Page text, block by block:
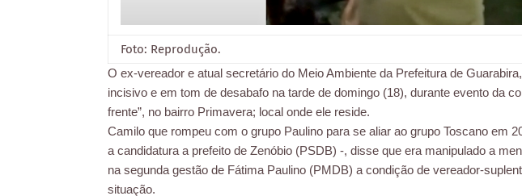
Foto: Reprodução.
O ex-vereador e atual secretário do Meio Ambiente da Prefeitura de
incisivo e em tom de desabafo na tarde de domingo (18), durante evento da
frente”, no bairro Primavera; local onde ele reside.
Camilo que rompeu com o grupo Paulino para se aliar ao grupo Toscano em
a candidatura a prefeito de Zenóbio (PSDB) -, disse que era manipulado a
na segunda gestão de Fátima Paulino (PMDB) a condição de vereador-
situação.